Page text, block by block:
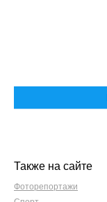
Также на сайте
Фоторепортажи